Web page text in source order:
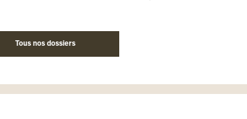
Tous nos dossiers